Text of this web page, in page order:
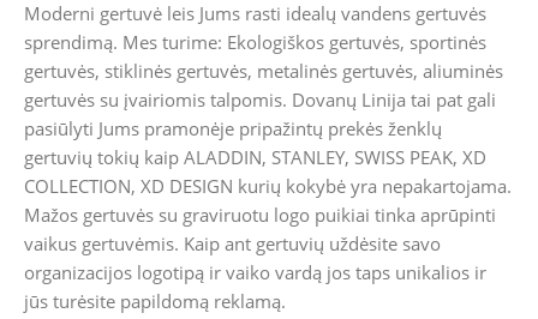
Moderni gertuvė leis Jums rasti idealų vandens gertuvės
sprendimą. Mes turime: Ekologiškos gertuvės, sportinės
gertuvės, stiklinės gertuvės, metalinės gertuvės, aliuminės
gertuvės su įvairiomis talpomis. Dovanų Linija tai pat gali
pasiūlyti Jums pramonėje pripažintų prekės ženklų
gertuvių tokių kaip ALADDIN, STANLEY, SWISS PEAK, XD
COLLECTION, XD DESIGN kurių kokybė yra nepakartojama.
Mažos gertuvės su graviruotu logo puikiai tinka aprūpinti
vaikus gertuvėmis. Kaip ant gertuvių uždėsite savo
organizacijos logotipą ir vaiko vardą jos taps unikalios ir
jūs turėsite papildomą reklamą.